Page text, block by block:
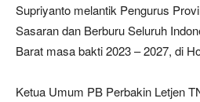
Supriyanto melantik Pengurus
Sasaran dan Berburu Seluruh
Barat masa bakti 2023 – 2027, di
Ketua Umum PB Perbakin Letjen